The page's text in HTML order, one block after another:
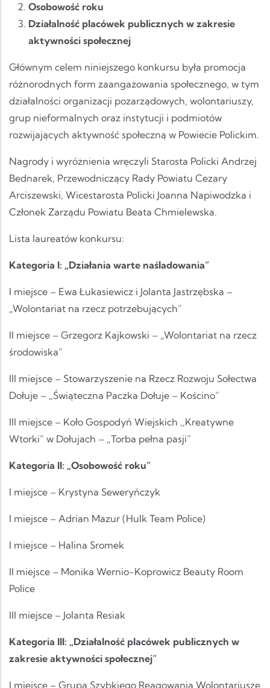
Osobowość roku
Działalność placówek publicznych w zakresie
aktywności społecznej
Głównym celem niniejszego konkursu była promocja
różnorodnych form zaangażowania społecznego, w tym
działalności organizacji pozarządowych, wolontariuszy,
grup nieformalnych oraz instytucji i podmiotów
rozwijających aktywność społeczną w Powiecie Polickim.
Nagrody i wyróżnienia wręczyli Starosta Policki Andrzej
Bednarek, Przewodniczący Rady Powiatu Cezary
Arciszewski, Wicestarosta Policki Joanna Napiwodzka i
Członek Zarządu Powiatu Beata Chmielewska.
Lista laureatów konkursu:
Kategoria I: „Działania warte naśladowania”
I miejsce – Ewa Łukasiewicz i Jolanta Jastrzębska –
„Wolontariat na rzecz potrzebujących”
II miejsce – Grzegorz Kajkowski – „Wolontariat na rzecz
środowiska”
III miejsce – Stowarzyszenie na Rzecz Rozwoju Sołectwa
Dołuje – „Świąteczna Paczka Dołuje – Kościno”
III miejsce – Koło Gospodyń Wiejskich ,,Kreatywne
Wtorki” w Dołujach – „Torba pełna pasji”
Kategoria II: „Osobowość roku”
I miejsce – Krystyna Seweryńczyk
I miejsce – Adrian Mazur (Hulk Team Police)
I miejsce – Halina Sromek
II miejsce – Monika Wernio-Koprowicz Beauty Room
Police
III miejsce – Jolanta Resiak
Kategoria III: „Działalność placówek publicznych w
zakresie aktywności społecznej”
I miejsce – Grupa Szybkiego Reagowania Wolontariusze